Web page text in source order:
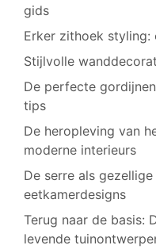
gids
Erker zithoek
Stijlvolle
De perfecte
tips
De heropleving van
moderne interieurs
De serre als
eetkamerdesigns
Terug naar de basis:
levende